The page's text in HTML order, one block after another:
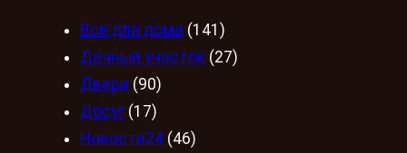
Всё для дома (141)
Дачный участок (27)
Двери (90)
Досуг (17)
Новости24 (46)